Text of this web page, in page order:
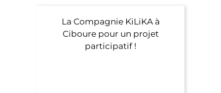
La Compagnie KiLiKA à
Ciboure pour un projet
participatif !